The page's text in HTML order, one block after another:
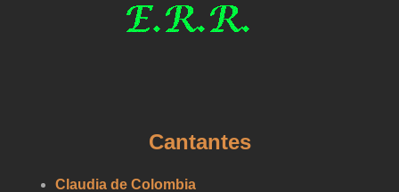
Cantantes
Claudia de Colombia